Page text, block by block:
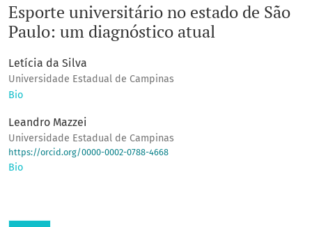
Esporte universitário no estado de São
Paulo: um diagnóstico atual
Letícia da Silva
Universidade Estadual de Campinas
Bio
Leandro Mazzei
Universidade Estadual de Campinas
https://orcid.org/0000-0002-0788-4668
Bio